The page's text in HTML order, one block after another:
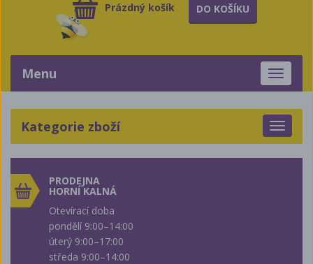
Prázdný košík DO KOŠÍKU
Toggle
Menu
Toggle
Kategorie zboží
PRODEJNA
HORNÍ KALNÁ
Otevírací doba
pondělí 9:00–14:00
úterý 9:00–17:00
středa 9:00–14:00